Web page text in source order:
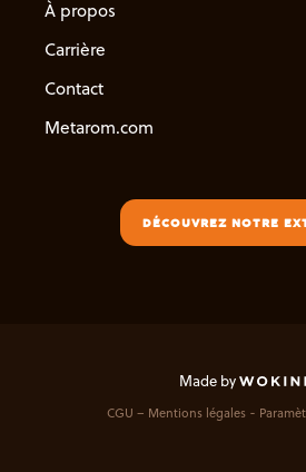
À propos
Carrière
Contact
Metarom.com
DÉCOUVREZ NOTRE
Made by
CGU – Mentions légales